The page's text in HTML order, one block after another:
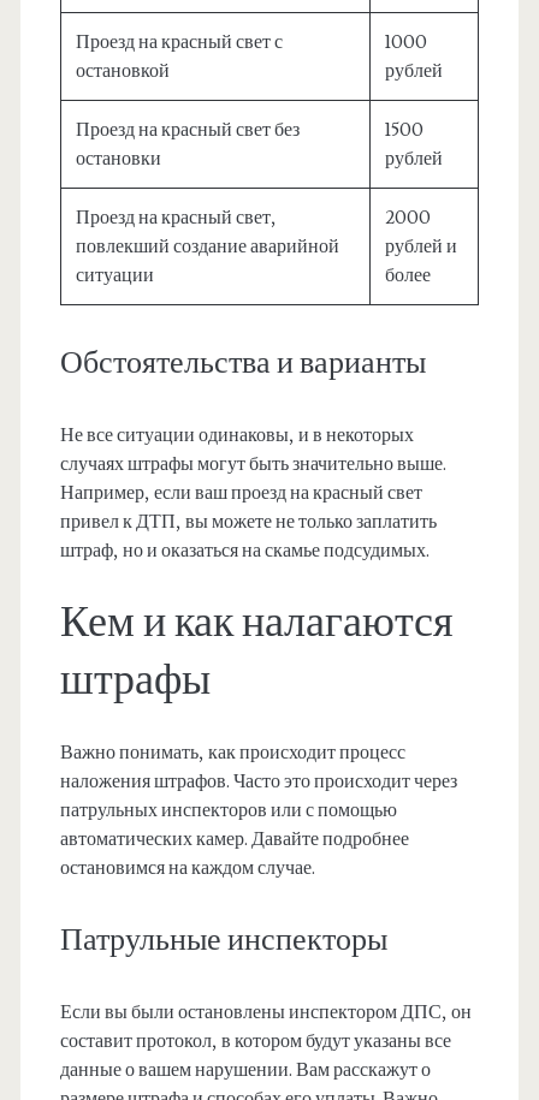
Проезд на красный свет с
остановкой
1000
рублей
Проезд на красный свет без
остановки
1500
рублей
Проезд на красный свет,
повлекший создание аварийной
ситуации
2000
рублей и
более
Обстоятельства и варианты
Не все ситуации одинаковы, и в некоторых
случаях штрафы могут быть значительно выше.
Например, если ваш проезд на красный свет
привел к ДТП, вы можете не только заплатить
штраф, но и оказаться на скамье подсудимых.
Кем и как налагаются
штрафы
Важно понимать, как происходит процесс
наложения штрафов. Часто это происходит через
патрульных инспекторов или с помощью
автоматических камер. Давайте подробнее
остановимся на каждом случае.
Патрульные инспекторы
Если вы были остановлены инспектором ДПС, он
составит протокол, в котором будут указаны все
данные о вашем нарушении. Вам расскажут о